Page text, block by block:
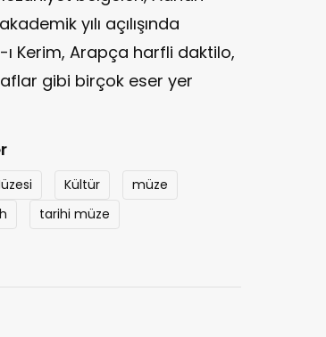
yılı açılışında
Kerim, Arapça harfli daktilo,
gibi birçok eser yer
Kültür
müze
tarihi müze